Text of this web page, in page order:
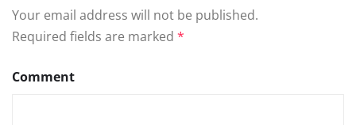
Your email address will not be published.
Required fields are marked *
Comment